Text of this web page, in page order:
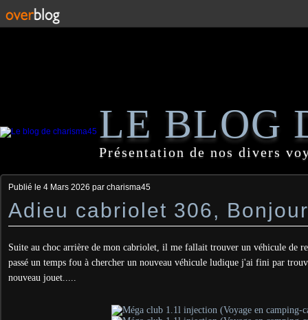
LE BLOG
Présentation de nos divers
Publié le 4 Mars 2026 par charisma45
Adieu cabriolet 306,
Suite au choc arrière de mon cabriolet, il me fallait trouver un véhicule de
passé un temps fou à chercher un nouveau véhicule ludique j'ai fini par
nouveau jouet.....